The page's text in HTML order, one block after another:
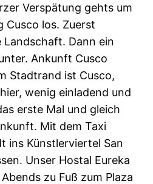
Verspätung gehts um
Cusco los. Zuerst
Landschaft. Dann ein
Ankunft Cusco
Stadtrand ist Cusco,
wenig einladend und
erste Mal und gleich
Mit dem Taxi
ins Künstlerviertel San
Unser Hostal Eureka
zu Fuß zum Plaza